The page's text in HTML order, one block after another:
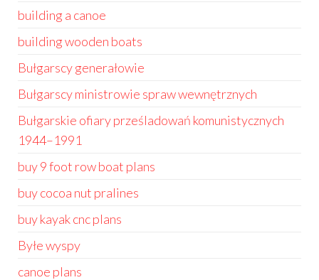
building a canoe
building wooden boats
Bułgarscy generałowie
Bułgarscy ministrowie spraw wewnętrznych
Bułgarskie ofiary prześladowań komunistycznych
1944–1991
buy 9 foot row boat plans
buy cocoa nut pralines
buy kayak cnc plans
Byłe wyspy
canoe plans